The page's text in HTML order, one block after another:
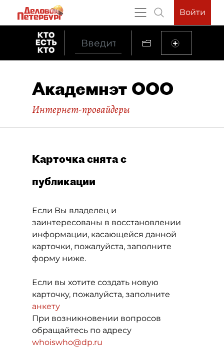
Войти
Академнэт ООО
Интернет-провайдеры
Карточка снята с
публикации
Если Вы владелец и
заинтересованы в восстановлении
информации, касающейся данной
карточки, пожалуйста, заполните
форму ниже.
Если вы хотите создать новую
карточку, пожалуйста, заполните
анкету
При возникновении вопросов
обращайтесь по адресу
whoiswho@dp.ru